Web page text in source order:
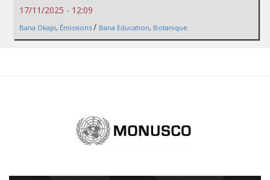
17/11/2025 - 12:09
Bana Okapi, Émissions / Bana Education, Botanique